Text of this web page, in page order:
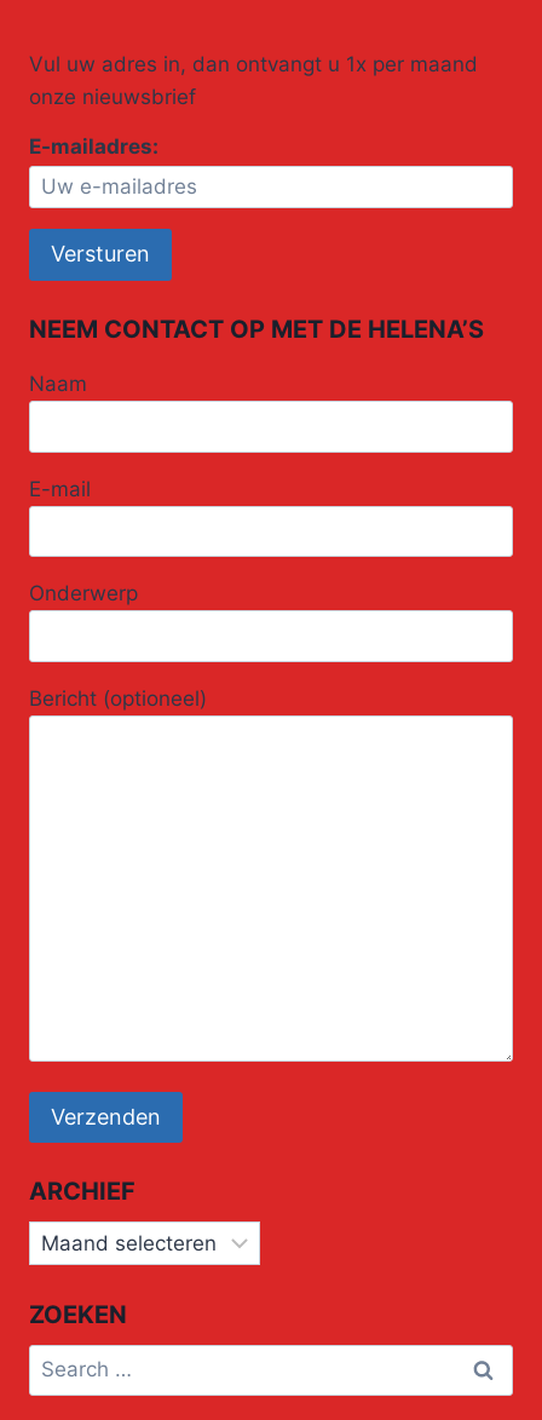
Vul uw adres in, dan ontvangt u 1x per maand
onze nieuwsbrief
E-mailadres:
NEEM CONTACT OP MET DE HELENA’S
Naam
E-mail
Onderwerp
Bericht (optioneel)
ARCHIEF
Archief
ZOEKEN
Search
for: